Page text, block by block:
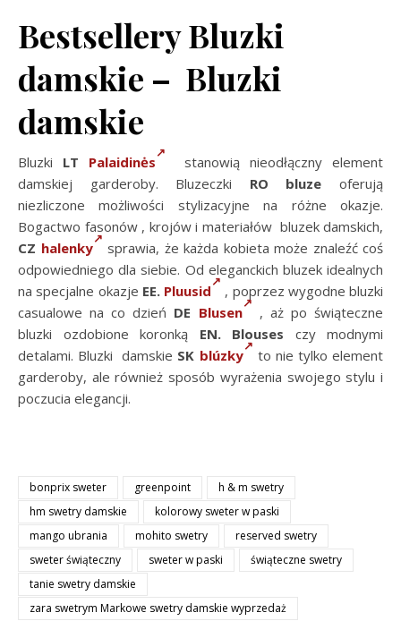
Bestsellery Bluzki
damskie – Bluzki
damskie
Bluzki LT Palaidinės
stanowią nieodłączny element
damskiej garderoby. Bluzeczki RO bluze oferują
niezliczone możliwości stylizacyjne na różne okazje.
Bogactwo fasonów , krojów i materiałów bluzek damskich,
CZ halenky
sprawia, że każda kobieta może znaleźć coś
odpowiedniego dla siebie. Od eleganckich bluzek idealnych
na specjalne okazje EE. Pluusid
, poprzez wygodne bluzki
casualowe na co dzień DE Blusen
, aż po świąteczne
bluzki ozdobione koronką EN. Blouses
czy modnymi
detalami. Bluzki damskie SK blúzky
to nie tylko element
garderoby, ale również sposób wyrażenia swojego stylu i
poczucia elegancji.
bonprix sweter greenpoint
h & m swetry
hm swetry damskie
kolorowy sweter w paski
mango ubrania
mohito swetry
reserved swetry
sweter świąteczny
sweter w paski
świąteczne swetry
tanie swetry damskie
zara swetrym Markowe swetry damskie wyprzedaż